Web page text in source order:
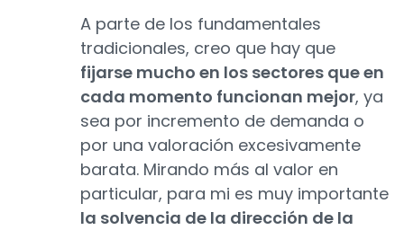
A parte de los fundamentales
tradicionales, creo que hay que
fijarse mucho en los sectores que en
cada momento funcionan mejor, ya
sea por incremento de demanda o
por una valoración excesivamente
barata. Mirando más al valor en
particular, para mi es muy importante
la solvencia de la dirección de la